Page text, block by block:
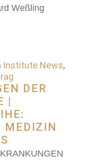
Weßling
Institute News,
DER
|
MEDIZIN